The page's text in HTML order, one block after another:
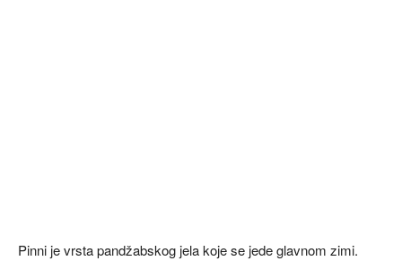
Pinni je vrsta pandžabskog jela koje se jede glavnom zimi.